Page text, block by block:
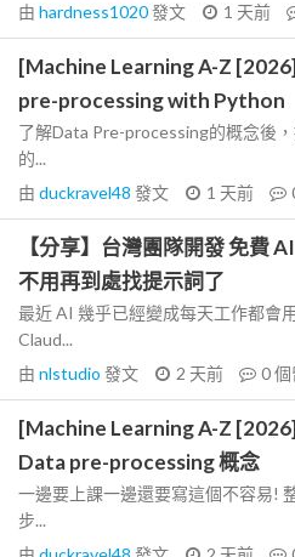
由 hardness1020發文 1 天前
[Machine Learning A-Z
pre-processing with Python
了解Data Pre-processing的概念後
的...
由 duckravel48 發文 1 天前
【分享】台灣團隊開發 免費
不用再到處找提示詞了
最近 AI 幾乎已經變成每天工作都會
Claud...
由 nlstudio 發文 2 天前 0個
[Machine Learning A-Z
Data pre-processing 概念
一邊要上課一邊還要寫這個不容易!
步...